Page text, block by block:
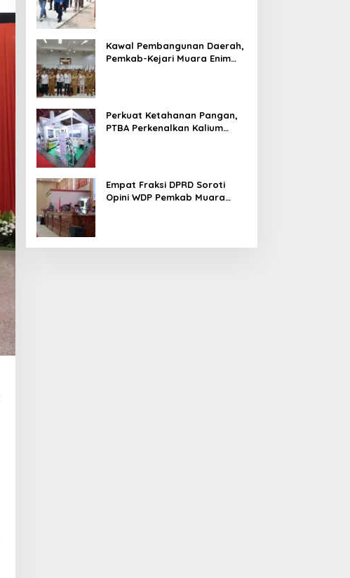
Kawal Pembangunan Daerah,
Pemkab-Kejari Muara Enim
Perkuat Ketahanan Pangan,
PTBA Perkenalkan Kalium
Empat Fraksi DPRD Soroti
Opini WDP Pemkab Muara